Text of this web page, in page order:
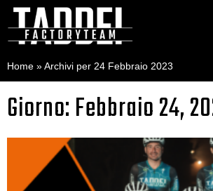
Home » Archivi per 24 Febbraio 2023
Giorno: Febbraio 24,